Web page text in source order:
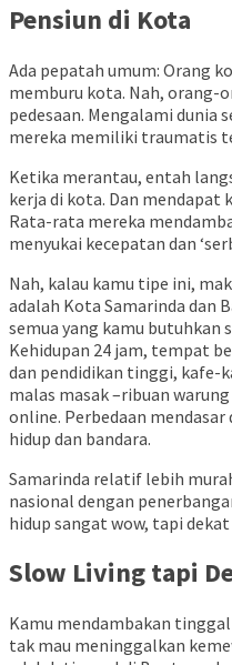
Pensiun di Kota
Ada pepatah umum: Orang
memburu kota. Nah, orang-
pedesaan. Mengalami dunia
mereka memiliki traumatis
Ketika merantau, entah
kerja di kota. Dan mendapat
Rata-rata mereka
menyukai kecepatan dan
Nah, kalau kamu tipe ini,
adalah Kota Samarinda dan
semua yang kamu butuhkan
Kehidupan 24 jam, tempat
dan pendidikan tinggi, kafe-
malas masak –ribuan
online. Perbedaan
hidup dan bandara.
Samarinda relatif lebih
nasional dengan
hidup sangat wow, tapi
Slow Living tapi
Kamu mendambakan
tak mau meninggalkan